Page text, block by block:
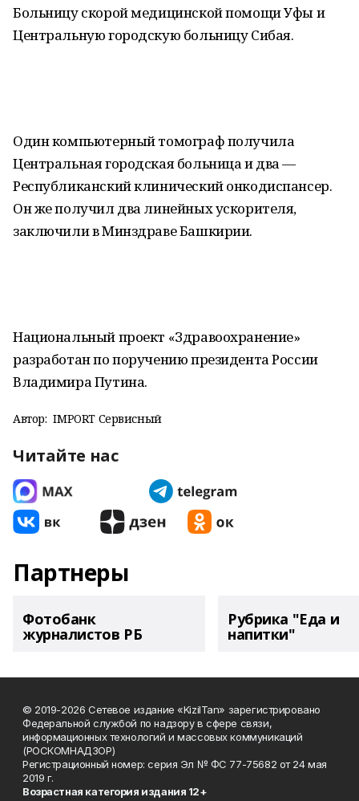
Больницу скорой медицинской помощи Уфы и
Центральную городскую больницу Сибая.
Один компьютерный томограф получила
Центральная городская больница и два —
Республиканский клинический онкодиспансер.
Он же получил два линейных ускорителя,
заключили в Минздраве Башкирии.
Национальный проект «Здравоохранение»
разработан по поручению президента России
Владимира Путина.
Автор: IMPORT Сервисный
Читайте нас
Партнеры
Фотобанк
журналистов РБ
Рубрика "Еда и
напитки"
© 2019-2026 Сетевое издание «KizilTan» зарегистрировано
Федеральной службой по надзору в сфере связи,
информационных технологий и массовых коммуникаций
(РОСКОМНАДЗОР)
Регистрационный номер: серия Эл № ФС 77-75682 от 24 мая
2019 г.
Возрастная категория издания 12+